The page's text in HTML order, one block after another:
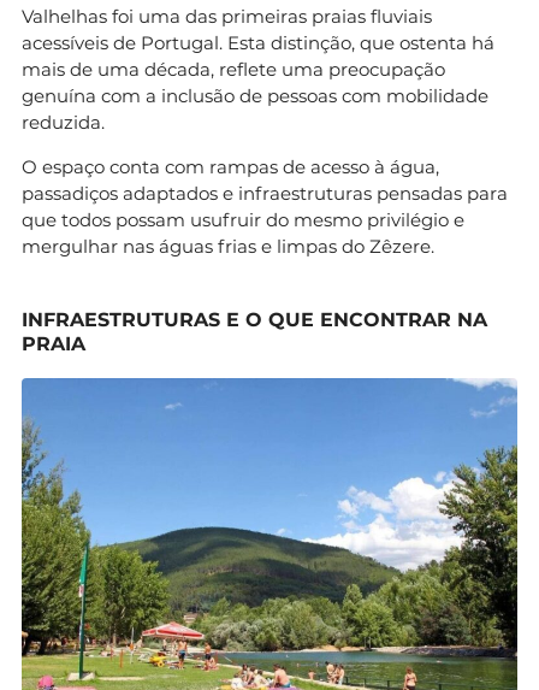
Valhelhas foi uma das primeiras praias fluviais
acessíveis de Portugal. Esta distinção, que ostenta há
mais de uma década, reflete uma preocupação
genuína com a inclusão de pessoas com mobilidade
reduzida.
O espaço conta com rampas de acesso à água,
passadiços adaptados e infraestruturas pensadas para
que todos possam usufruir do mesmo privilégio e
mergulhar nas águas frias e limpas do Zêzere.
INFRAESTRUTURAS E O QUE ENCONTRAR NA
PRAIA